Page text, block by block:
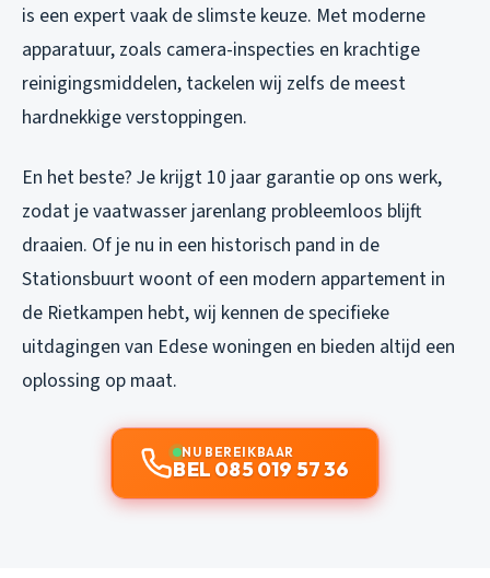
is een expert vaak de slimste keuze. Met moderne
apparatuur, zoals camera-inspecties en krachtige
reinigingsmiddelen, tackelen wij zelfs de meest
hardnekkige verstoppingen.
En het beste? Je krijgt 10 jaar garantie op ons werk,
zodat je vaatwasser jarenlang probleemloos blijft
draaien. Of je nu in een historisch pand in de
Stationsbuurt woont of een modern appartement in
de Rietkampen hebt, wij kennen de specifieke
uitdagingen van Edese woningen en bieden altijd een
oplossing op maat.
NU BEREIKBAAR
BEL 085 019 57 36